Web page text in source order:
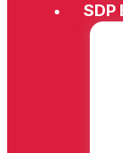
SDP